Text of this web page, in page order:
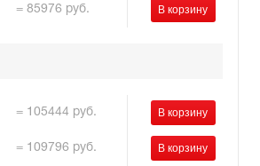
= 85976 руб.
= 105444 руб.
= 109796 руб.